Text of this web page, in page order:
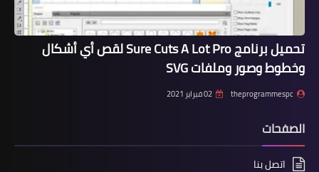
تحميل برنامج Sure Cuts A Lot Pro لقص أي أشكال
وخطوط وصور وملفات SVG
theprogrammespc 02 فبراير 2021
الصفحات
اتصل بنا